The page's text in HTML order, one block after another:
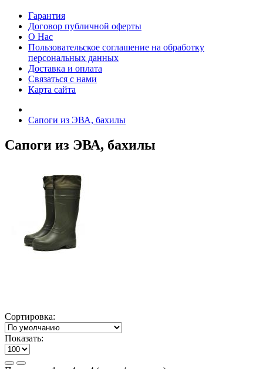
Гарантия
Договор публичной оферты
О Нас
Пользовательское соглашение на обработку
персональных данных
Доставка и оплата
Связаться с нами
Карта сайта
Сапоги из ЭВА, бахилы
Сапоги из ЭВА, бахилы
Сортировка:
Показать: